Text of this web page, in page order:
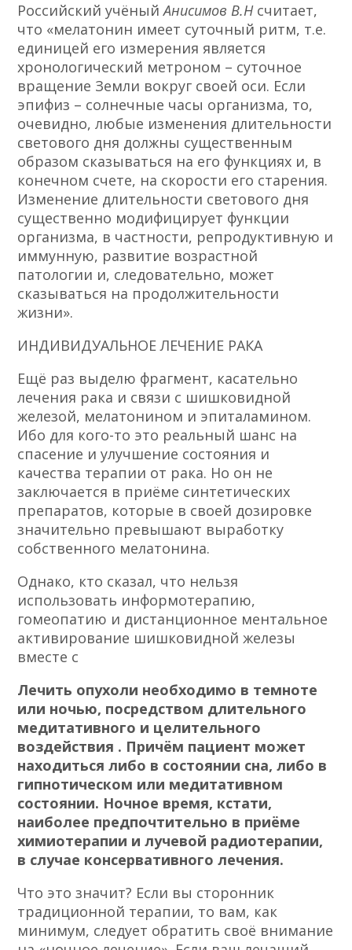
Российский учёныйАнисимов В.Н считает,
что «мелатонин имеет суточный ритм, т.е.
единицей его измерения является
хронологический метроном – суточное
вращение Земли вокруг своей оси. Если
эпифиз – солнечные часы организма, то,
очевидно, любые изменения длительности
светового дня должны существенным
образом сказываться на его функциях и, в
конечном счете, на скорости его старения.
Изменение длительности светового дня
существенно модифицирует функции
организма, в частности, репродуктивную и
иммунную, развитие возрастной
патологии и, следовательно, может
сказываться на продолжительности
жизни».
ИНДИВИДУАЛЬНОЕ ЛЕЧЕНИЕ РАКА
Ещё раз выделю фрагмент, касательно
лечения рака и связи с шишковидной
железой, мелатонином и эпиталамином.
Ибо для кого-то это реальный шанс на
спасение и улучшение состояния и
качества терапии от рака. Но он не
заключается в приёме синтетических
препаратов, которые в своей дозировке
значительно превышают выработку
собственного мелатонина.
Однако, кто сказал, что нельзя
использовать информотерапию,
гомеопатию и дистанционное ментальное
активирование шишковидной железы
вместе с
Лечить опухоли необходимо в темноте
или ночью, посредством длительного
медитативного и целительного
воздействия . Причём пациент может
находиться либо в состоянии сна, либо в
гипнотическом или медитативном
состоянии. Ночное время, кстати,
наиболее предпочтительно в приёме
химиотерапии и лучевой радиотерапии,
в случае консервативного лечения.
Что это значит? Если вы сторонник
традиционной терапии, то вам, как
минимум, следует обратить своё внимание